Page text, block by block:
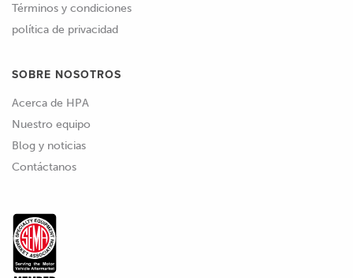
Términos y condiciones
política de privacidad
SOBRE NOSOTROS
Acerca de HPA
Nuestro equipo
Blog y noticias
Contáctanos